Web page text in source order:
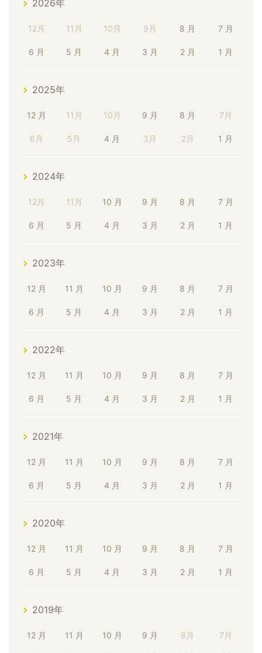
2026年
12月 11月 10月 9月 8 月 7 月
6 月 5 月 4 月 3 月 2 月 1 月
2025年
12 月 11月 10月 9 月 8 月 7月
6月 5月 4 月 3月 2月 1 月
2024年
12月 11月 10 月 9 月 8 月 7 月
6 月 5 月 4 月 3 月 2 月 1 月
2023年
12 月 11 月 10 月 9 月 8 月 7 月
6 月 5 月 4 月 3 月 2 月 1 月
2022年
12 月 11 月 10 月 9 月 8 月 7 月
6 月 5 月 4 月 3 月 2 月 1 月
2021年
12 月 11 月 10 月 9 月 8 月 7 月
6 月 5 月 4 月 3 月 2 月 1 月
2020年
12 月 11 月 10 月 9 月 8 月 7 月
6 月 5 月 4 月 3 月 2 月 1 月
2019年
12 月 11 月 10 月 9 月 8月 7月